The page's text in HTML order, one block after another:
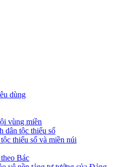
dùng
vùng miền
dân tộc thiểu số
thiểu số và miền núi
Bác